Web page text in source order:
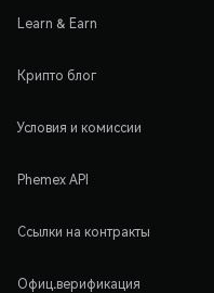
Learn & Earn
Крипто блог
Условия и комиссии
Phemex API
Ссылки на контракты
Офиц.верификация